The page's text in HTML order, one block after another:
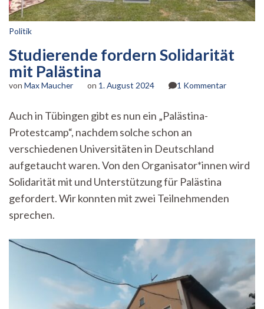
Politik
Studierende fordern Solidarität
mit Palästina
von Max Maucher on 1. August 2024 1 Kommentarzu
Auch in Tübingen gibt es nun ein „Palästina-
Protestcamp“, nachdem solche schon an
verschiedenen Universitäten in Deutschland
aufgetaucht waren. Von den Organisator*innen wird
Solidarität mit und Unterstützung für Palästina
gefordert. Wir konnten mit zwei Teilnehmenden
sprechen.